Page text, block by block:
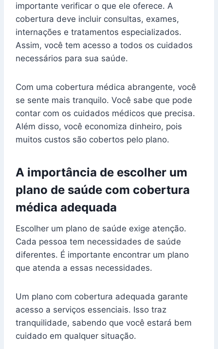
importante verificar o que ele oferece. A
cobertura deve incluir consultas, exames,
internações e tratamentos especializados.
Assim, você tem acesso a todos os cuidados
necessários para sua saúde.
Com uma cobertura médica abrangente, você
se sente mais tranquilo. Você sabe que pode
contar com os cuidados médicos que precisa.
Além disso, você economiza dinheiro, pois
muitos custos são cobertos pelo plano.
A importância de escolher um
plano de saúde com cobertura
médica adequada
Escolher um plano de saúde exige atenção.
Cada pessoa tem necessidades de saúde
diferentes. É importante encontrar um plano
que atenda a essas necessidades.
Um plano com cobertura adequada garante
acesso a serviços essenciais. Isso traz
tranquilidade, sabendo que você estará bem
cuidado em qualquer situação.